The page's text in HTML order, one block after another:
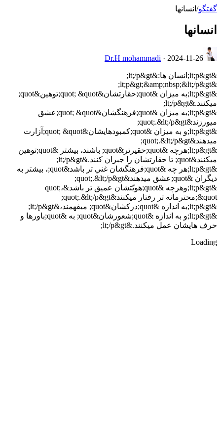
گفتگو/ انسانها
انسانها
Dr.H mohammadi · 2024-11-26
&lt;p&gt;انسان ها:&lt;/p&gt;
&lt;p&gt;&amp;nbsp;&lt;/p&gt;
&lt;p&gt;به ميزان &quot;حقارتشان&quot; &quot;توهين&quot;
ميكنند.&lt;/p&gt;
&lt;p&gt;به ميزان &quot;فرهنگشان&quot; &quot;عشق
ميورزند&quot;.&lt;/p&gt;
&lt;p&gt;و به ميزان &quot;كمبودهايشان&quot; &quot;آزارت
ميدهند&quot;.&lt;/p&gt;
&lt;p&gt;هرچه &quot;حقيرتر&quot; باشند، بيشتر &quot;توهين
ميكنند&quot; تا حقارتشان را جبران كنند.&lt;/p&gt;
&lt;p&gt;هر چه &quot;فرهنگشان غني تر باشد&quot;، بيشتر به
ديگران &quot;عشق ميدهند&quot;.&lt;/p&gt;
&lt;p&gt;وهرچه &quot;هويّتشان عميق تر باشد&quot;،
&quot;محترمانه تر رفتار ميكنند&quot;.&lt;/p&gt;
&lt;p&gt;به اندازه &quot;دركشان&quot; ميفهمند،&lt;/p&gt;
&lt;p&gt;و به اندازه &quot;شعورشان&quot; به &quot;باورها و
حرف هايشان عمل ميكنند.&lt;/p&gt;
Loading